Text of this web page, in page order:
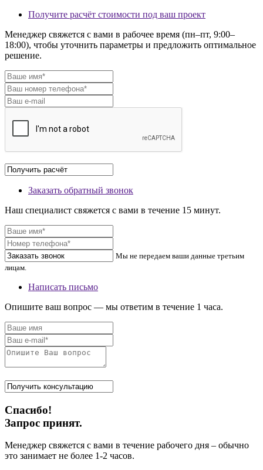
Получите расчёт стоимости под ваш проект
Менеджер свяжется с вами в рабочее время (пн–пт, 9:00–
18:00), чтобы уточнить параметры и предложить оптимальное
решение.
Заказать обратный звонок
Наш специалист свяжется с вами в течение 15 минут.
Мы не передаем ваши данные третьим
лицам.
Написать письмо
Опишите ваш вопрос — мы ответим в течение 1 часа.
Спасибо!
Запрос принят.
Менеджер свяжется с вами в течение рабочего дня – обычно
это занимает не более 1-2 часов.